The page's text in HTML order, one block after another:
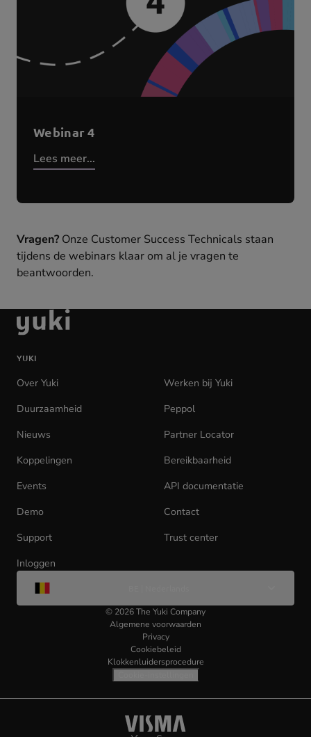
Webinar 4
Lees meer...
Vragen? Onze Customer Success Technicals staan
tijdens de webinars klaar om al je vragen te
beantwoorden.
Ga
naar
homepage
YUKI
Over Yuki Werken bij Yuki
Duurzaamheid
Peppol
Nieuws
Partner Locator
Koppelingen
Bereikbaarheid
Events
API documentatie
Demo
Contact
Support
Trust center
Inloggen
tab)
© 2026The Yuki Company
Algemene voorwaarden
Privacy
Cookiebeleid
Klokkenluidersprocedure
Visma